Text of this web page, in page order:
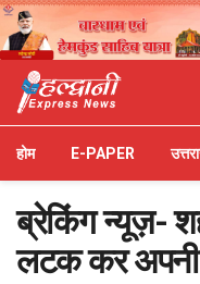
होम E-PAPER
ब्रेकिंग न्यूज़-
लटक कर अपनी